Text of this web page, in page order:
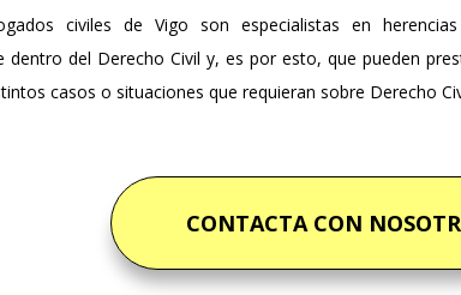
civiles de Vigo son especialistas en
dentro del Derecho Civil y, es por esto, que pueden
casos o situaciones que requieran sobre Derecho
CONTACTA CON